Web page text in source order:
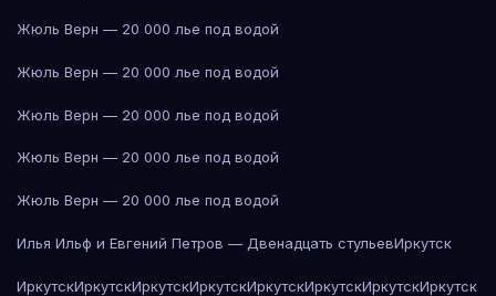
Жюль Верн — 20 000 лье под водой
Жюль Верн — 20 000 лье под водой
Жюль Верн — 20 000 лье под водой
Жюль Верн — 20 000 лье под водой
Жюль Верн — 20 000 лье под водой
Илья Ильф и Евгений Петров — Двенадцать стульевИркутск
ИркутскИркутскИркутскИркутскИркутскИркутскИркутскИркутск